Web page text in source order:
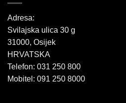
Adresa:
Svilajska ulica 30 g
31000, Osijek
HRVATSKA
Telefon: 031 250 800
Mobitel: 091 250 8000